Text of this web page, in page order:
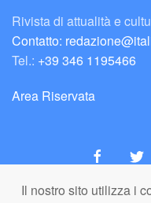
Il nostro sito utilizza i
Rivista di attualità e
Contatto:
Tel.: +39 346 1195466
Area Riservata
italiaNATURISTA